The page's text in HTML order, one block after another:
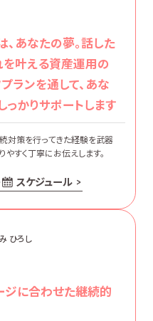
、あなたの夢。話した
を叶える資産運用の
ランを通して、あな
っかりサポートします
対策を行ってきた経験を武器
すく丁寧にお伝えします。
スケジュール
ひろし
ジに合わせた継続的